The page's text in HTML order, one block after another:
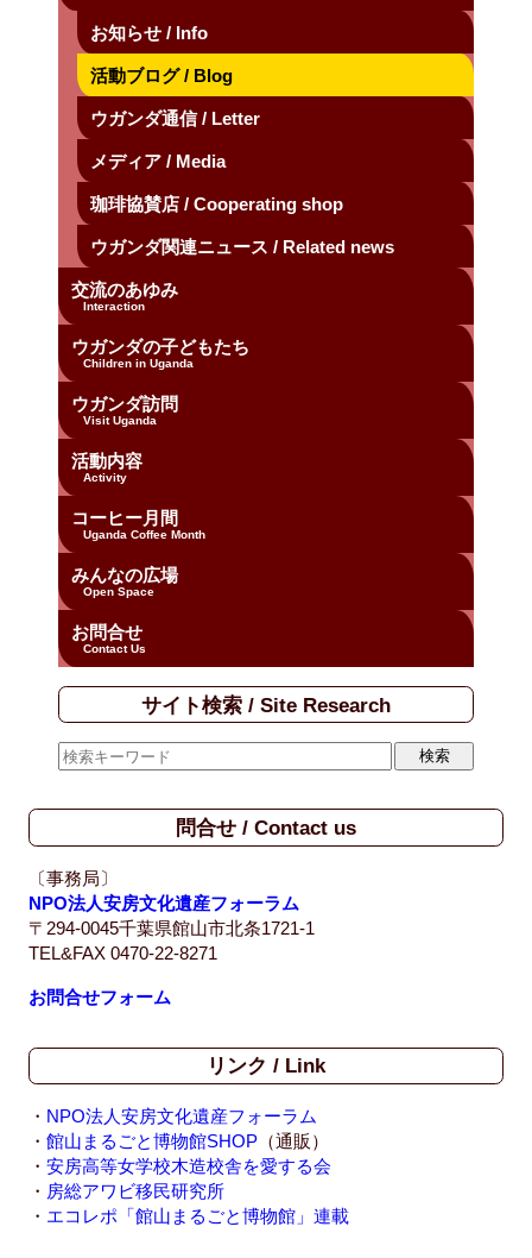
お知らせ / Info
活動ブログ / Blog
ウガンダ通信 / Letter
メディア / Media
珈琲協賛店 / Cooperating shop
ウガンダ関連ニュース / Related news
交流のあゆみ
Interaction
ウガンダの子どもたち
Children in Uganda
ウガンダ訪問
Visit Uganda
活動内容
Activity
コーヒー月間
Uganda Coffee Month
みんなの広場
Open Space
お問合せ
Contact Us
サイト検索 / Site Research
問合せ / Contact us
〔事務局〕
NPO法人安房文化遺産フォーラム
〒294-0045千葉県館山市北条1721-1
TEL&FAX 0470-22-8271
お問合せフォーム
リンク / Link
・ NPO法人安房文化遺産フォーラム
・ 館山まるごと博物館SHOP （通販）
・ 安房高等女学校木造校舎を愛する会
・ 房総アワビ移民研究所
・ エコレポ「館山まるごと博物館」連載